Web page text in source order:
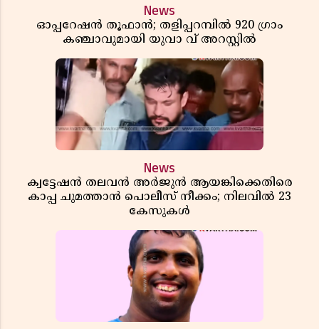
News
ഓപ്പറേഷൻ തൂഫാൻ; തളിപ്പറമ്പിൽ 920 ഗ്രാം
കഞ്ചാവുമായി യുവാ വ് അറസ്റ്റിൽ
News
ക്വട്ടേഷൻ തലവൻ അർജുൻ ആയങ്കിക്കെതിരെ
കാപ്പ ചുമത്താൻ പൊലീസ് നീക്കം; നിലവിൽ 23
കേസുകൾ